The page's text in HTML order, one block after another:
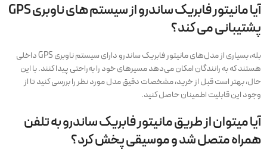
آیا مانیتور فابریک ساندرو از سیستم‌ های ناوبری GPS
پشتیبانی می‌ کند؟
بله، بسیاری از مدل‌های مانیتور فابریک ساندرو دارای سیستم ناوبری GPS داخلی
هستند که به رانندگان امکان می‌دهد مسیرهای خود را به‌راحتی پیدا کنند. با این
حال، بهتر است قبل از خرید، مشخصات دقیق مدل مورد نظر را بررسی کنید تا از
وجود این قابلیت اطمینان حاصل کنید.
آیا میتوان از طریق مانیتور فابریک ساندرو به تلفن
همراه متصل شد و موسیقی پخش کرد؟